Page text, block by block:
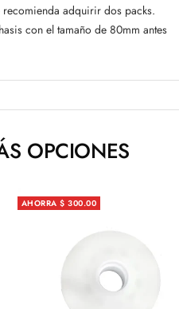
adquirir dos packs.
con el tamaño de 80mm antes
OPCIONES
AHORRA $ 300.00